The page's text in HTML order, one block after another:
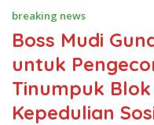
breaking news
Boss Mudi
untuk
Tinumpuk Blok
Kepedulian